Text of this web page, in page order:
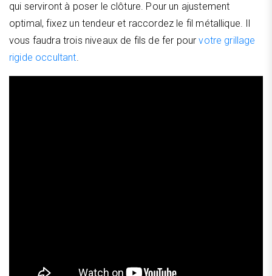
qui serviront à poser le clôture. Pour un ajustement
optimal, fixez un tendeur et raccordez le fil métallique. Il
vous faudra trois niveaux de fils de fer pourvotre grillage
rigide occultant.